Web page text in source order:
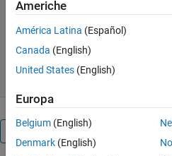
Maxim Vedenyov
Versione 1.0.0.0 (1,31 KB)
204 download
5,00/5
1 nov 2011
Panoramica
Americhe
América Latina (Español)
Canada (English)
United States (English)
Europa
Belgium (English)
Denmark (English)